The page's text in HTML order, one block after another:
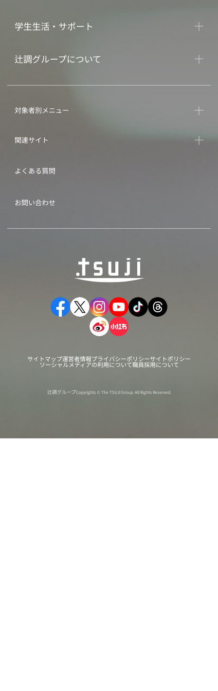
学生生活・サポート
辻調グループについて
対象者別メニュー
関連サイト
よくある質問
お問い合わせ
サイトマップ運営者情報プライバシーポリシーサイトポリシー
ソーシャルメディアの利用について職員採用について
辻調グループCopyrights © The TSUJI Group. All Rights Reserved.